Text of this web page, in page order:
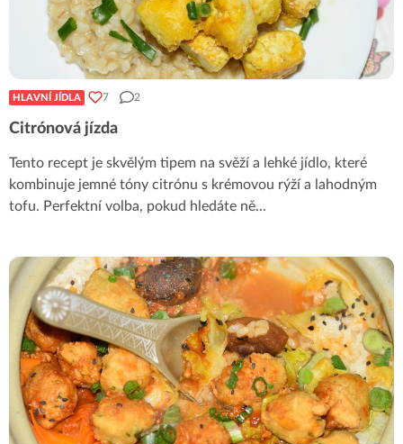
HLAVNÍ JÍDLA 7 2
Citrónová jízda
Tento recept je skvělým tipem na svěží a lehké jídlo, které
kombinuje jemné tóny citrónu s krémovou rýží a lahodným
tofu. Perfektní volba, pokud hledáte ně...